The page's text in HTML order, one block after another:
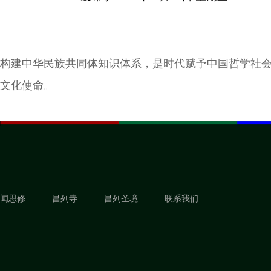
构建中华民族共同体知识体系，是时代赋予中国哲学社
文化使命。
闻思修 昌列寺 昌列圣境 联系我们